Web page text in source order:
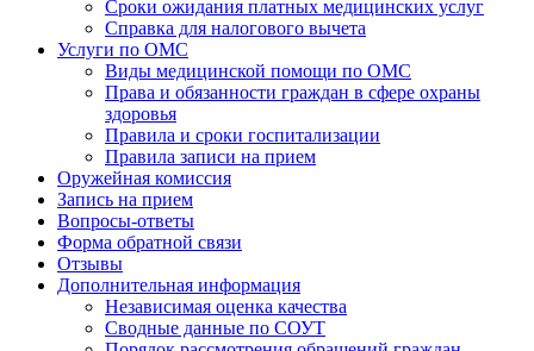
Сроки ожидания платных медицинских услуг
Справка для налогового вычета
Услуги по ОМС
Виды медицинской помощи по ОМС
Права и обязанности граждан в сфере охраны
здоровья
Правила и сроки госпитализации
Правила записи на прием
Оружейная комиссия
Запись на прием
Вопросы-ответы
Форма обратной связи
Отзывы
Дополнительная информация
Независимая оценка качества
Сводные данные по СОУТ